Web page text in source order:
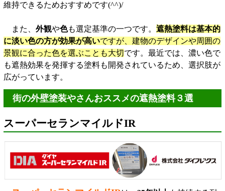
維持できるためおすすめです(^^)/
また、 外観や色も選定基準の一つです。 遮熱塗料は基本的
に淡い色の方が効果が高いですが、建物のデザインや周囲の
景観に合った色を選ぶことも大切です。最近では、濃い色で
も遮熱効果を発揮する塗料も開発されているため、選択肢が
広がっています。
街の外壁塗装やさんおススメの遮熱塗料３選
スーパーセランマイルドIR